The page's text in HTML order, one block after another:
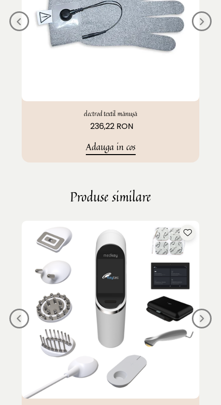
electrod textil mănușă
236,22 RON
Adauga in cos
Produse similare